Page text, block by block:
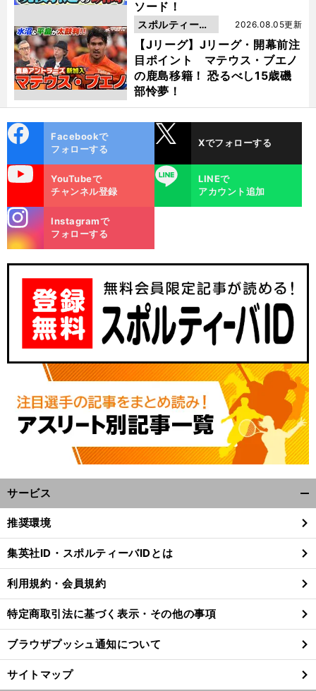
ソード！
【Jリーグ】Jリーグ・開幕前注
目ポイント マテウス・ブエノ
の鹿島移籍！ 恐るべし15歳磯
部怜夢！
2026.08.05更新
スポルティーバ
動画
ok
Facebookで
フォローする
Xでフォローする
YouTubeで
チャンネル登録
LINE
LINEで
アカウント追加
m
Instagramで
フォローする
サービス
閉
る
推奨環境
集英社ID・スポルティーバIDとは
利用規約・会員規約
特定商取引法に基づく表示・その他の事項
ブラウザプッシュ通知について
サイトマップ